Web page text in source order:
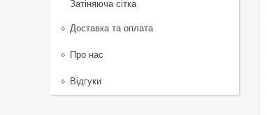
Затіняюча сітка
Доставка та оплата
Про нас
Відгуки